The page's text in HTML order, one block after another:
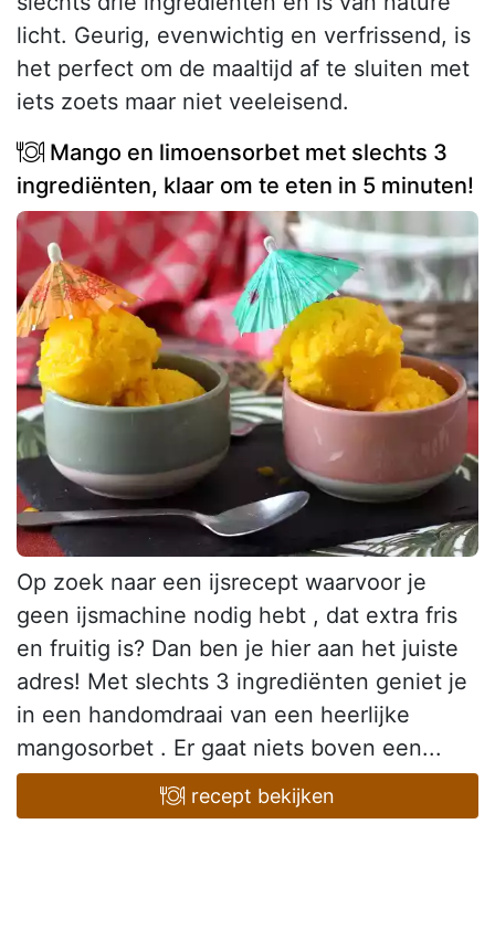
licht. Geurig, evenwichtig en verfrissend, is
het perfect om de maaltijd af te sluiten met
iets zoets maar niet veeleisend.
Mango en limoensorbet met slechts 3
ingrediënten, klaar om te eten in 5 minuten!
Op zoek naar een ijsrecept waarvoor je
geen ijsmachine nodig hebt , dat extra fris
en fruitig is? Dan ben je hier aan het juiste
adres! Met slechts 3 ingrediënten geniet je
in een handomdraai van een heerlijke
mangosorbet . Er gaat niets boven een...
recept bekijken